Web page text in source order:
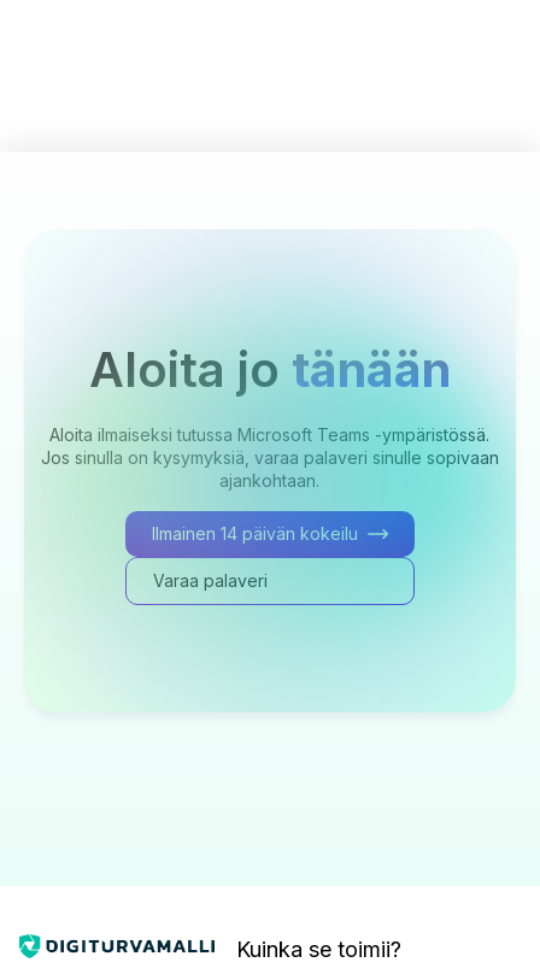
Aloita jo tänään
Aloita ilmaiseksi tutussa Microsoft Teams -ympäristössä.
Jos sinulla on kysymyksiä, varaa palaveri sinulle sopivaan
ajankohtaan.
Ilmainen 14 päivän kokeilu
Varaa palaveri
Kuinka se toimii?